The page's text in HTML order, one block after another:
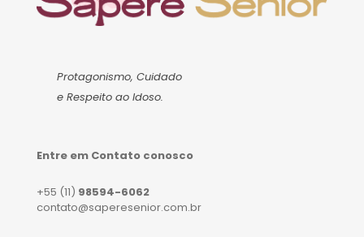
Protagonismo, Cuidado
e Respeito ao Idoso.
Entre em Contato conosco
+55 (11) 98594-6062
contato@saperesenior.com.br